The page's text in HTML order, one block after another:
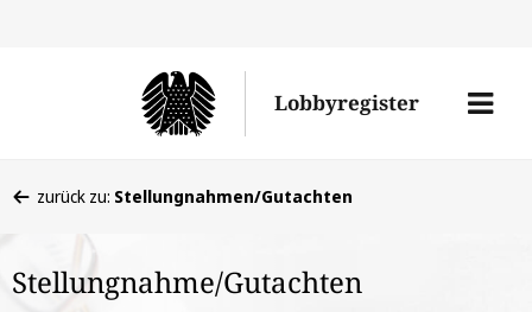
Lobbyregister
Menü
befinden
hier:
zurück zu: Stellungnahmen/Gutachten
Stellungnahme/Gutachten